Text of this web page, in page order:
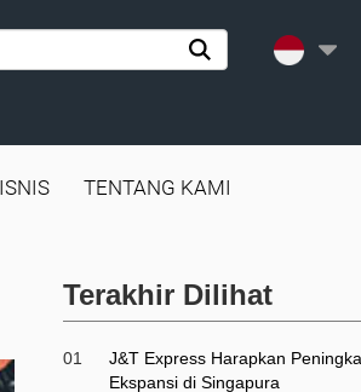
TENTANG KAMI
Terakhir Dilihat
01
J&T Express Harapkan
Ekspansi di Singapura